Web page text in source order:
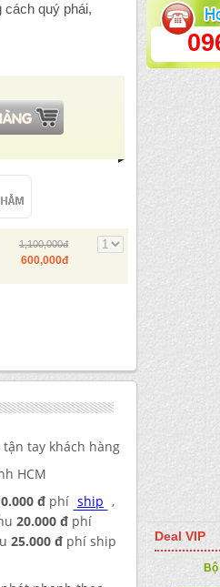
cách quý phái,
1,100,000đ
600,000đ
tay khách hàng
HCM
đ phí ship ,
20.000 đ phí
25.000 đ phí ship
Deal VIP